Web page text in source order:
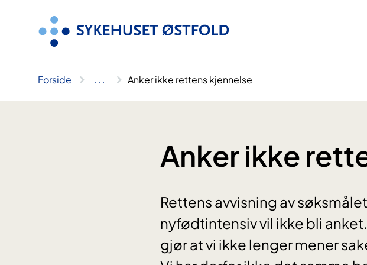
Forside .. . Anker ikke rettens kjennelse
Anker ikke
Rettens avvisning av
nyfødtintensiv vil ikke bli
gjør at vi ikke lenger mener